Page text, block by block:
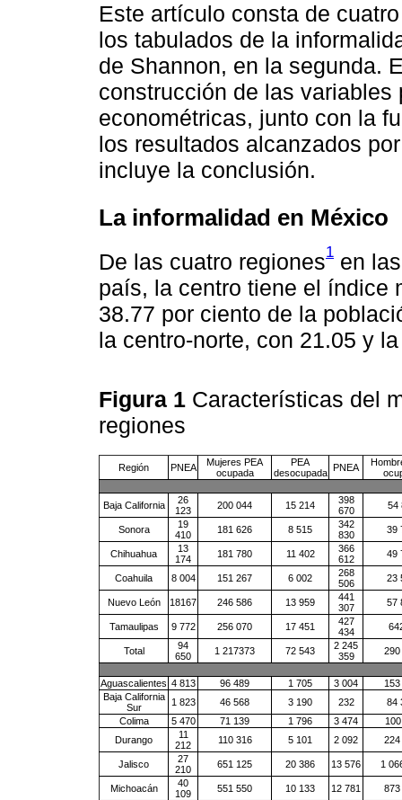
Este artículo consta de
los tabulados de la
de Shannon, en la segunda.
construcción de las
econométricas, junto con la
los resultados alcanzados
incluye la conclusión.
La informalidad en México
De las cuatro regiones1 en
país, la centro tiene el índice
38.77 por ciento de la
la centro-norte, con 21.05 y
Figura 1 Características del
regiones
Región PNEA
Mujeres PEA
ocupada
PEA
desocupada PNEA
Baja California
26
123
200 044 15 214
398
670
54
Sonora
19
410
181 626 8 515
342
830
39
Chihuahua
13
174
181 780 11 402
366
612
49
Coahuila 8 004 151 267 6 002
268
506
23
Nuevo León 18167 246 586 13 959
441
307
57
Tamaulipas 9 772 256 070 17 451
427
434
Total
94
650
1 217373 72 543
2 245
359
290
Aguascalientes 4 813 96 489 1 705 3 004
Baja California
Sur
1 823 46 568 3 190 232
84
Colima
5 470 71 139 1 796 3 474
Durango
11
212
110 316 5 101 2 092 224
Jalisco
27
210
651 125 20 386 13 576 1
Michoacán
40
109
551 550 10 133 12 781
873